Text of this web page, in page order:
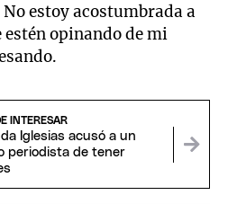
estoy acostumbrada a
estén opinando de mi
INTERESAR
Iglesias acusó a un
periodista de tener